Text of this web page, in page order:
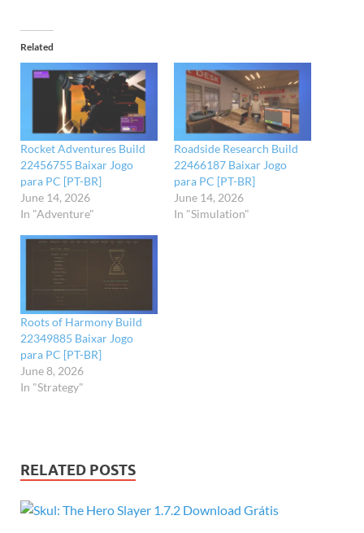
Related
Rocket Adventures Build
22456755 Baixar Jogo
para PC [PT-BR]
June 14, 2026
In "Adventure"
Roadside Research Build
22466187 Baixar Jogo
para PC [PT-BR]
June 14, 2026
In "Simulation"
Roots of Harmony Build
22349885 Baixar Jogo
para PC [PT-BR]
June 8, 2026
In "Strategy"
RELATED POSTS